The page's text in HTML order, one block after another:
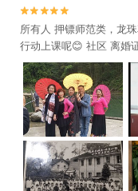


所有人 押镖师范类，龙
行动上课呢😊 社区 离婚